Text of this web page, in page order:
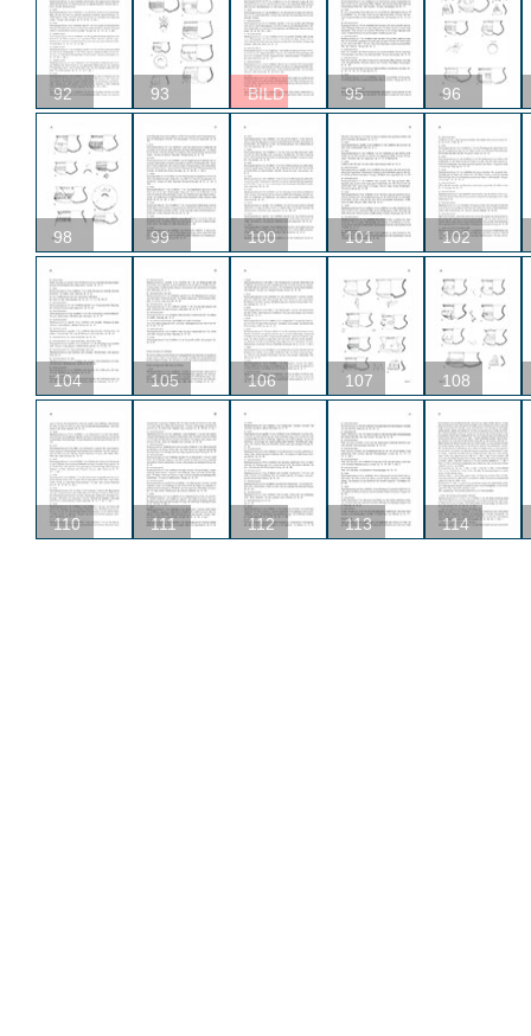
92 93 BILD 95 96
98 99 100 101 102
104 105 106 107 108
110 111 112 113 114